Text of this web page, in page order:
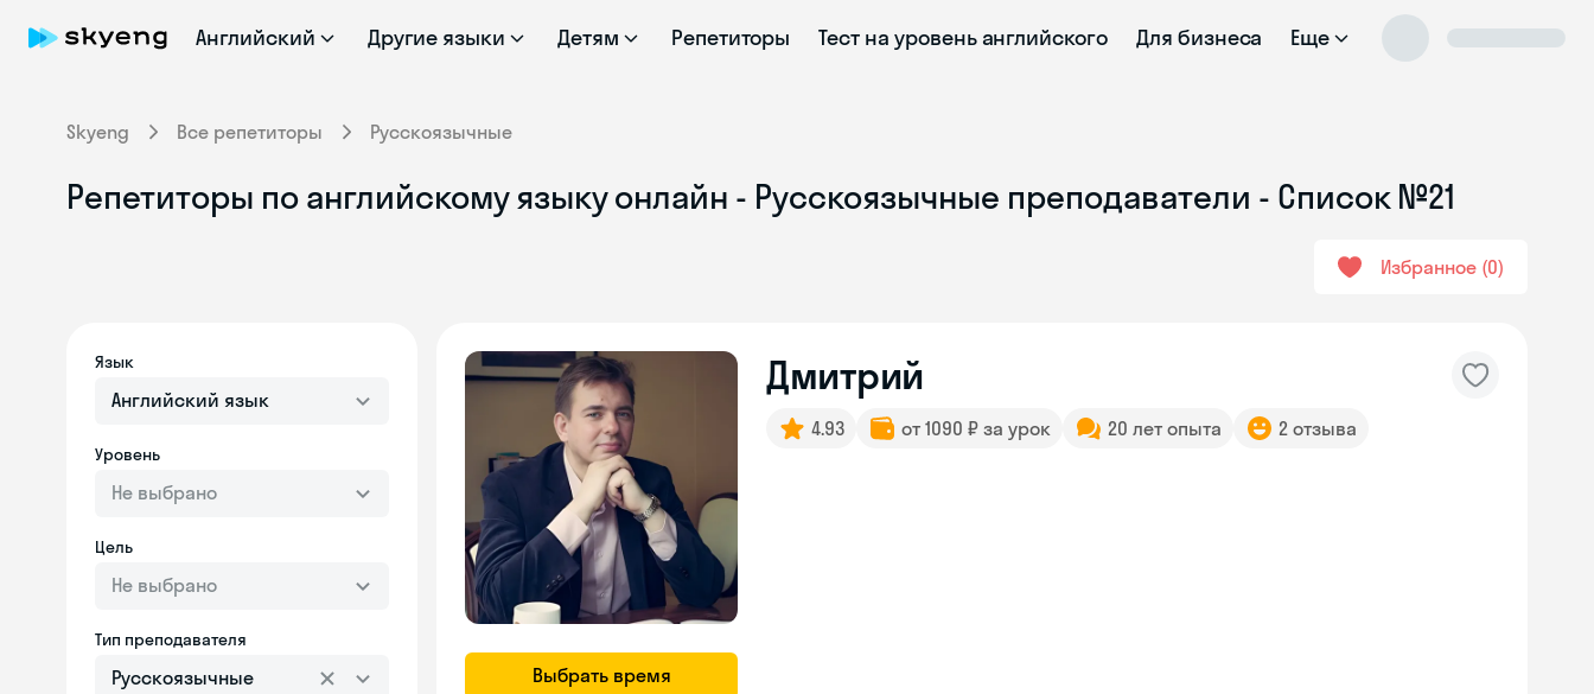
Английский Другие языки Детям Репетиторы Тест на уровень английского Для бизнеса Еще
Skyeng Все репетиторы Русскоязычные
Репетиторы по английскому языку онлайн - Русскоязычные преподаватели - Список №21
Избранное 0
Язык
Английский язык
Уровень
Не выбрано
Цель
Не выбрано
Тип преподавателя
Русскоязычные Выбрать время
Дмитрий
4.93 от 1090 ₽ за урок 20 лет опыта 2 отзыва